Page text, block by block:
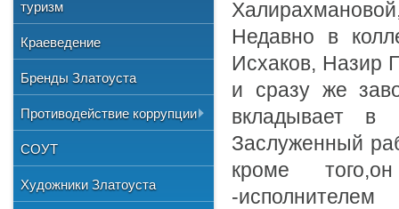
Недавно в
Исхаков, Назир
и сразу же
вкладывает в
Заслуженный
кроме
-
Учетная политика
и отдыха
№3"
"Детская школа искусств №1"
"Детская школа искусств №3"
Городской методический совет
Национальные культурные
центры
Литературное объединение
"Мартен"
Профсоюзная организация
обслуживания
Нормативно-правовая база
Фото
Видео
туризм
Краеведение
Бренды Златоуста
Противодействие коррупции
Документы
Сведения о доходах
СОУТ
Художники Златоуста